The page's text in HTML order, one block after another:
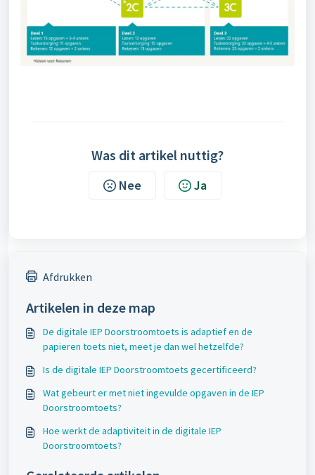
Was dit artikel nuttig?
Nee Ja
Afdrukken
Artikelen in deze map
De digitale IEP Doorstroomtoets is adaptief en de
papieren toets niet, meet je dan wel hetzelfde?
Is de digitale IEP Doorstroomtoets gecertificeerd?
Wat gebeurt er met niet ingevulde opgaven in de IEP
Doorstroomtoets?
Hoe werkt de adaptiviteit in de digitale IEP
Doorstroomtoets?